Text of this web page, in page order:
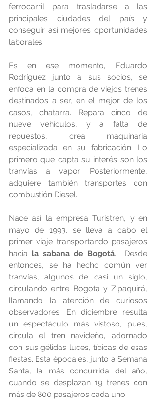
ferrocarril para trasladarse a las
principales ciudades del país y
conseguir así mejores oportunidades
laborales.
Es en ese momento, Eduardo
Rodríguez junto a sus socios, se
enfoca en la compra de viejos trenes
destinados a ser, en el mejor de los
casos, chatarra. Repara cinco de
nueve vehículos, y a falta de
repuestos, crea maquinaria
especializada en su fabricación. Lo
primero que capta su interés son los
tranvías a vapor. Posteriormente,
adquiere también transportes con
combustión Diesel.
Nace así la empresa Turistren, y en
mayo de 1993, se lleva a cabo el
primer viaje transportando pasajeros
hacia la sabana de Bogotá.  Desde
entonces, se ha hecho común ver
tranvías, algunos de casi un siglo,
circulando entre Bogotá y Zipaquirá,
llamando la atención de curiosos
observadores. En diciembre resulta
un espectáculo más vistoso, pues,
circula el tren navideño, adornado
con sus gélidas luces, típicas de esas
fiestas. Esta época es, junto a Semana
Santa, la más concurrida del año,
cuando se desplazan 19 trenes con
más de 800 pasajeros cada uno.